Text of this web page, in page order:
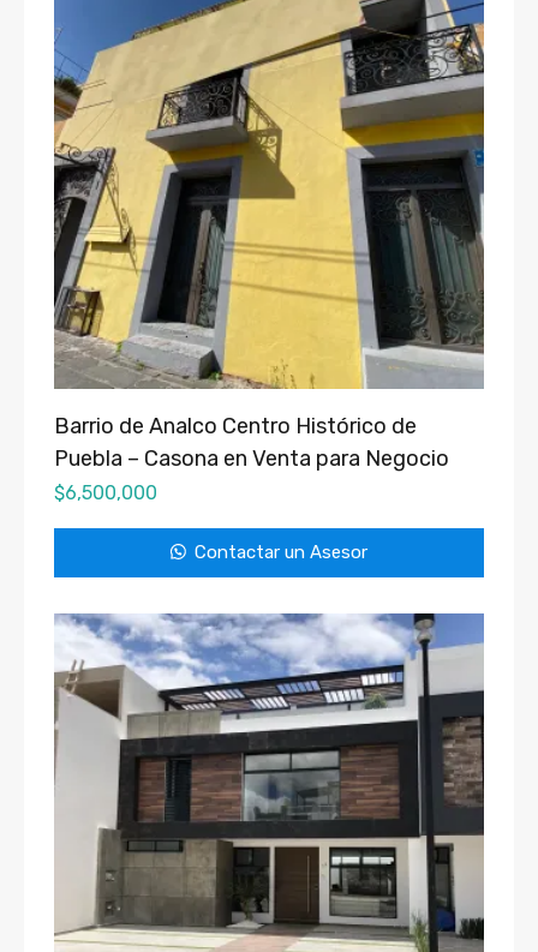
Barrio de Analco Centro Histórico de
Puebla – Casona en Venta para Negocio
$6,500,000
Contactar un Asesor